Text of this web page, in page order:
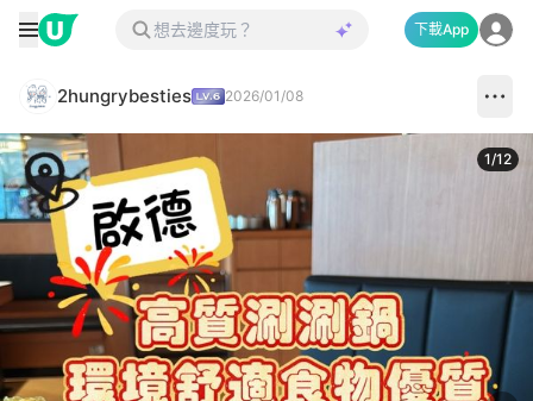
下載App
2hungrybesties 2026/01/08
1/12